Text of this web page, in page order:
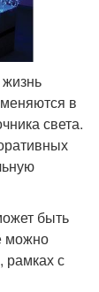
в
света.
быть
можно
рамках с